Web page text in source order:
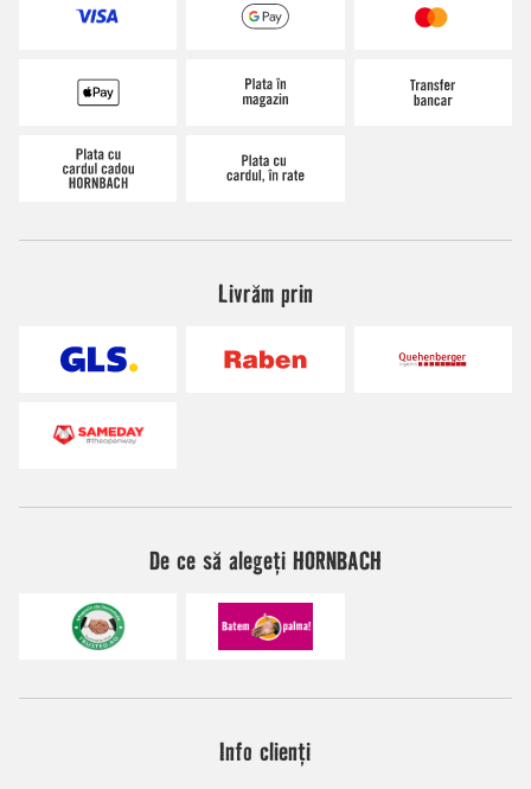
Livrăm prin
De ce să alegeți HORNBACH
Info clienți